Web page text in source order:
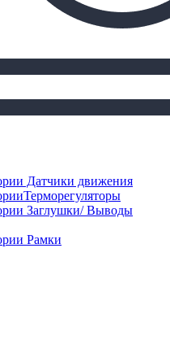
Датчики движения
Терморегуляторы
Заглушки/ Выводы
Рамки